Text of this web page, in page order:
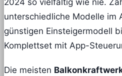
2024 so vielfältig wie nie.
unterschiedliche Modelle im
günstigen Einsteigermodell
Komplettset mit App-
Die meisten